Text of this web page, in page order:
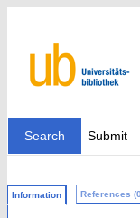
Search Submit
Information References